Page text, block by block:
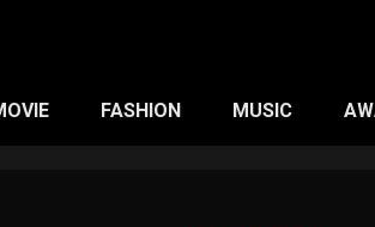
FASHION MUSIC